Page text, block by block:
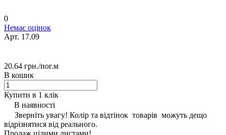
0
Немає оцінок
Арт. 17.09
20.64 грн./пог.м
В кошик
Купити в 1 клік
В наявності
Зверніть увагу! Колір та відтінок товарів можуть дещо
відрізнятися від реального.
Продаж цілими листами!